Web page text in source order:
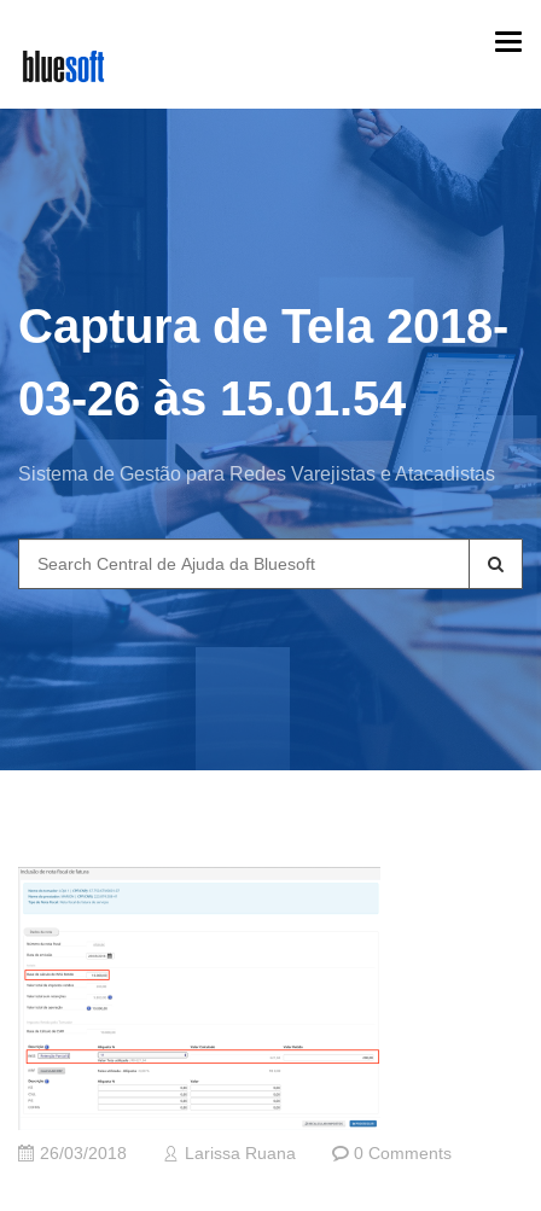
main
content
Captura de Tela 2018-
03-26 às 15.01.54
Sistema de Gestão para Redes Varejistas e Atacadistas
Search
for:
26/03/2018 Larissa Ruana 0 Comments